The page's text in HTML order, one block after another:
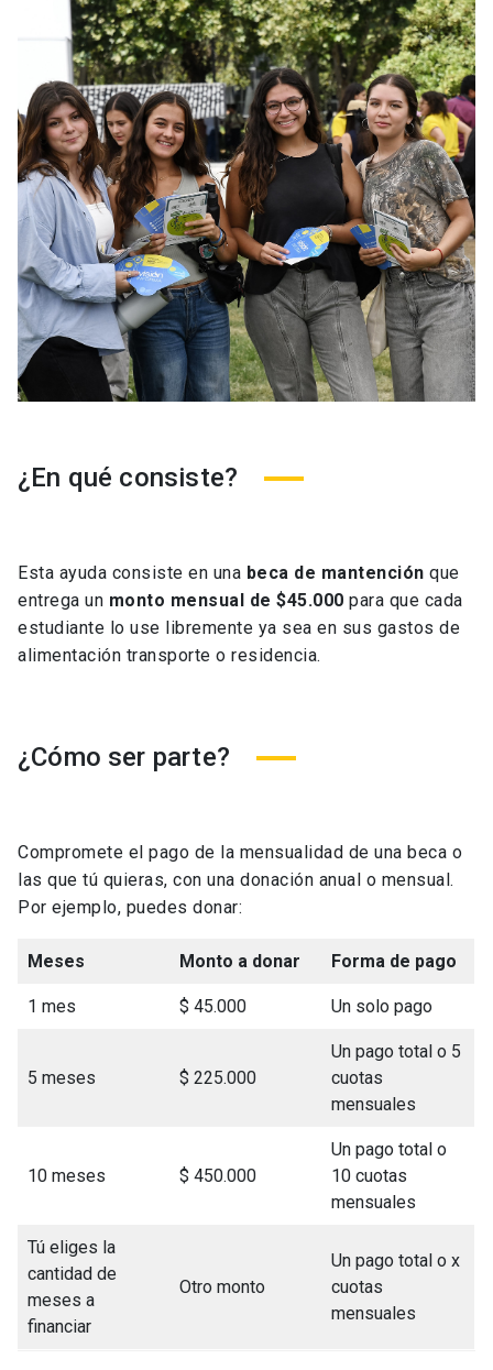
¿En qué consiste?
Esta ayuda consiste en una beca de mantención que
entrega un monto mensual de $45.000 para que cada
estudiante lo use libremente ya sea en sus gastos de
alimentación transporte o residencia.
¿Cómo ser parte?
Compromete el pago de la mensualidad de una beca o
las que tú quieras, con una donación anual o mensual.
Por ejemplo, puedes donar:
Meses Monto a donar Forma de pago
1 mes $ 45.000 Un solo pago
5 meses $ 225.000
Un pago total o 5
cuotas
mensuales
10 meses $ 450.000
Un pago total o
10 cuotas
mensuales
Tú eliges la
cantidad de
meses a
financiar
Otro monto
Un pago total o x
cuotas
mensuales